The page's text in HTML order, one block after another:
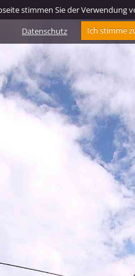
stimmen Sie der Verwendung
Datenschutz
Ich stimme